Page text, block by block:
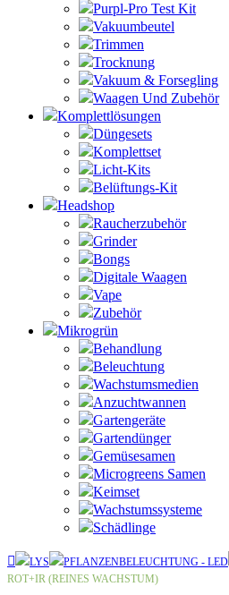
Purpl-Pro Test Kit
Vakuumbeutel
Trimmen
Trocknung
Vakuum & Forsegling
Waagen Und Zubehör
Komplettlösungen
Düngesets
Komplettset
Licht-Kits
Belüftungs-Kit
Headshop
Raucherzubehör
Grinder
Bongs
Digitale Waagen
Vape
Zubehör
Mikrogrün
Behandlung
Beleuchtung
Wachstumsmedien
Anzuchtwannen
Gartengeräte
Gartendünger
Gemüsesamen
Microgreens Samen
Keimset
Wachstumssysteme
Schädlinge
LYS PFLANZENBELEUCHTUNG - LED
ROT+IR (REINES WACHSTUM)